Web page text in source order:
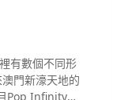
式。 祖母的麝
慕斯以麝香葡
成。同時搭
受本地人歡
初是由15世紀
6, 7
的活力和完整
助皮膚舒緩減
以上產品及資
不代表該品牌
產品資訊，請
烏龍和賽珍珠
蘊含著不少學
。 桌面上已經
列出我們今天
魚燒賣、蟹肉
晚餐呢，看看
很高，燈光柔
個場坐滿了人
分別有酒精的
Blue Hawaii
有數個不同形
門新濠天地的
Pop Infinity。